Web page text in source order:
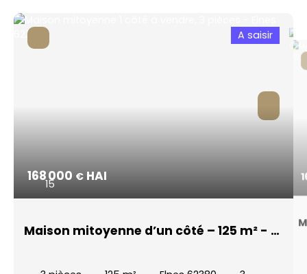
A saisir
168 000 € HAI
15
Maison mitoyenne d’un côté – 125 m² - 3